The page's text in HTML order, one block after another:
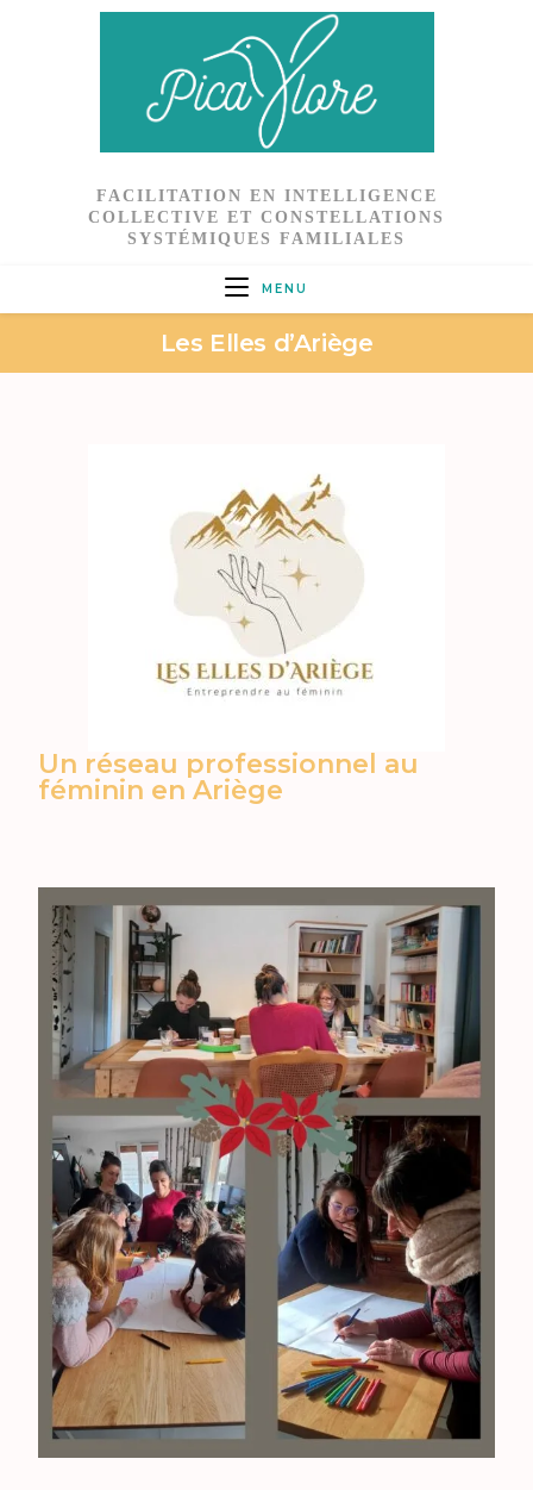
FACILITATION EN INTELLIGENCE
COLLECTIVE ET CONSTELLATIONS
SYSTÉMIQUES FAMILIALES
MENU
Les Elles d’Ariège
Un réseau professionnel au
féminin en Ariège